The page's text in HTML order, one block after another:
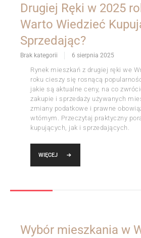
Drugiej Ręki w 2025
Warto Wiedzieć
Sprzedając?
Brak kategorii 6 sierpnia 2025
Rynek mieszkań z drugiej ręki we
roku cieszy się rosnącą
jakie są aktualne ceny, na co
zakupie i sprzedaży używanych
zmiany podatkowe i prawne
wtórnym. Przeczytaj praktyczny
kupujących, jak i sprzedających.
WIĘCEJ
Wybór mieszkania w